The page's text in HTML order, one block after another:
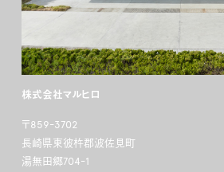
株式会社マルヒロ
〒859-3702
長崎県東彼杵郡波佐見町
湯無田郷704-1